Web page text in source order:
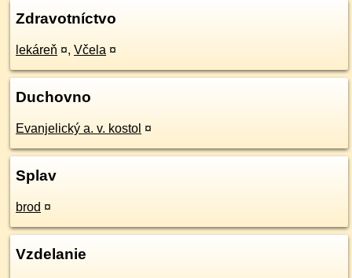
Zdravotníctvo
lekáreň ¤, Včela ¤
Duchovno
Evanjelický a. v. kostol ¤
Splav
brod ¤
Vzdelanie